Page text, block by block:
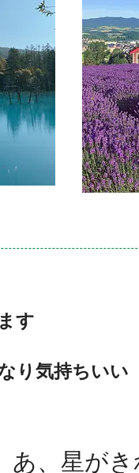
す
り気持ちいい
あ、星が